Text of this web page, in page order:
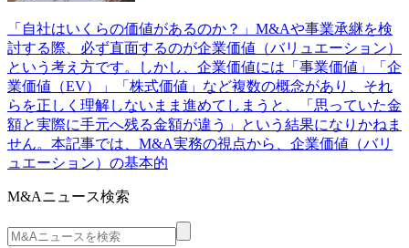
「自社はいくらの価値があるのか？」M&Aや事業承継を検
討する際、必ず直面するのが企業価値（バリュエーション）
という考え方です。しかし、企業価値には「事業価値」「企
業価値（EV）」「株式価値」など複数の概念があり、それ
らを正しく理解しないまま進めてしまうと、「思っていた金
額と実際に手元へ残る金額が違う」という結果になりかねま
せん。本記事では、M&A実務の視点から、企業価値（バリ
ュエーション）の基本的
M&Aニュース検索